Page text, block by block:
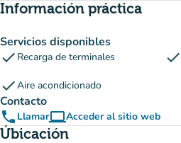
Información práctica
Servicios disponibles
check Recarga de terminales check
checkAire acondicionado
Contacto
phone LlamarcomputerAcceder al sitio web
(nueva pestaña)
Úbicación